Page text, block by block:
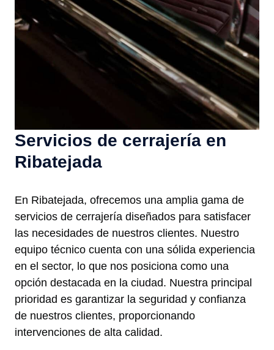
Servicios de cerrajería en
Ribatejada
En Ribatejada, ofrecemos una amplia gama de
servicios de cerrajería diseñados para satisfacer
las necesidades de nuestros clientes. Nuestro
equipo técnico cuenta con una sólida experiencia
en el sector, lo que nos posiciona como una
opción destacada en la ciudad. Nuestra principal
prioridad es garantizar la seguridad y confianza
de nuestros clientes, proporcionando
intervenciones de alta calidad.